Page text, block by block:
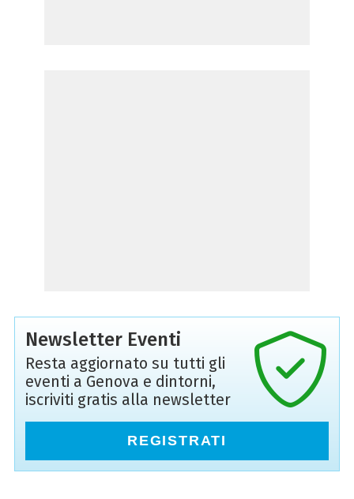
Newsletter Eventi
Resta aggiornato su tutti gli
eventi a Genova e dintorni,
iscriviti gratis alla newsletter
REGISTRATI